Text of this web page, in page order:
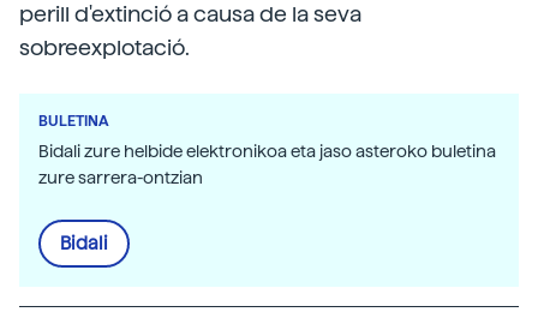
perill d'extinció a causa de la seva
sobreexplotació.
BULETINA
Bidali zure helbide elektronikoa eta jaso asteroko buletina
zure sarrera-ontzian
Bidali